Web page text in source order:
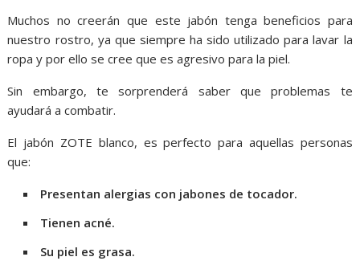
Muchos no creerán que este jabón tenga beneficios para
nuestro rostro, ya que siempre ha sido utilizado para lavar la
ropa y por ello se cree que es agresivo para la piel.
Sin embargo, te sorprenderá saber que problemas te
ayudará a combatir.
El jabón ZOTE blanco, es perfecto para aquellas personas
que:
Presentan alergias con jabones de tocador.
Tienen acné.
Su piel es grasa.